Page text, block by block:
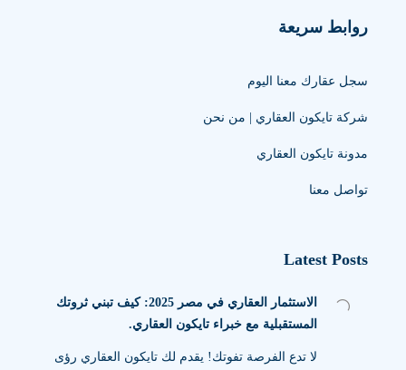
روابط سريعة
سجل عقارك معنا اليوم
شركة تايكون العقاري | من نحن
مدونة تايكون العقاري
تواصل معنا
Latest Posts
الاستثمار العقاري في مصر 2025: كيف تبني ثروتك
المستقبلية مع خبراء تايكون العقاري.
لا تدع الفرصة تفوتك! يقدم لك تايكون العقاري رؤى